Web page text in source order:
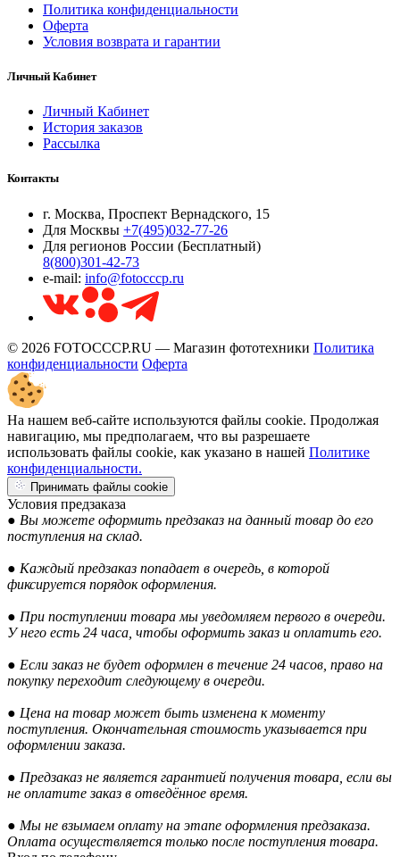
Политика конфиденциальности
Оферта
Условия возврата и гарантии
Личный Кабинет
Личный Кабинет
История заказов
Рассылка
Контакты
г. Москва, Проспект Вернадского, 15
Для Москвы +7(495)032-77-26
Для регионов России (Бесплатный)
8(800)301-42-73
e-mail: info@fotocccp.ru
© 2026 FOTOCCCP.RU — Магазин фототехники Политика
конфиденциальности Оферта
На нашем веб-сайте используются файлы cookie. Продолжая
навигацию, мы предполагаем, что вы разрешаете
использовать файлы cookie, как указано в нашей Политике
конфиденциальности.
Принимать файлы cookie
Условия предзаказа
● Вы можете оформить предзаказ на данный товар до его
поступления на склад.
● Каждый предзаказ попадает в очередь, в которой
фиксируется порядок оформления.
● При поступлении товара мы уведомляем первого в очереди.
У него есть 24 часа, чтобы оформить заказ и оплатить его.
● Если заказ не будет оформлен в течение 24 часов, право на
покупку переходит следующему в очереди.
● Цена на товар может быть изменена к моменту
поступления. Окончательная стоимость указывается при
оформлении заказа.
● Предзаказ не является гарантией получения товара, если вы
не оплатите заказ в отведённое время.
● Мы не взымаем оплату на этапе оформления предзаказа.
Оплата осуществляется только после поступления товара.